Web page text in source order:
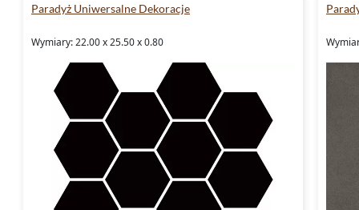
Paradyż Uniwersalne Dekoracje
Wymiary: 22.00 x 25.50 x 0.80